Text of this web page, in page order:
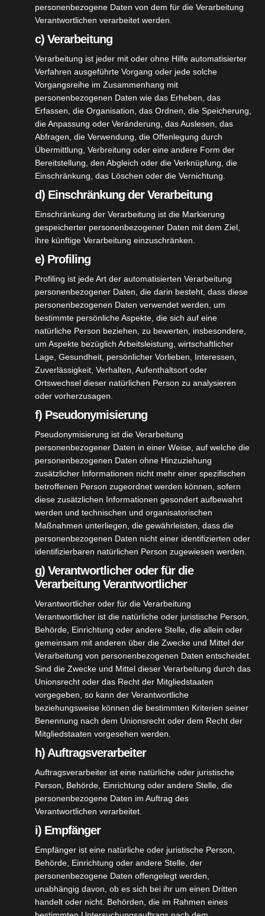
ALLGEMEIN
Jugendfreundlicher Verein
Baden-Baden (red). Drei weitere Baden-Badener
Vereine sind mit dem Prädikat „Jugendfreundlicher
Verein“ ausgezeichnet worden. Vergangene Woche
überreichte Bürgermeister Roland Kaiser (Grüne)
gemeinsam mit der Kommunalen Suchtbeauftragten
Alessa Braun und Wolfgang…
ALLGEMEIN VEREINSLEBEN
Brezelwürfeln 31. Dez.
DEZ. 14, 2022 CHRISTIANE SCHULZ
Brezelwürfeln am 31.12.2022 von 10.00 Uhr bis 15.00
Uhr (Anmeldung per E-Mail oder Liste im
Schützenhaus bis zum 27.12.2022 möglich)
ACHTUNG: am 31.12.22 KEIN Schießbetrieb!!
personenbezogene Daten von dem für die Verarbeitung
Verantwortlichen verarbeitet werden.
c) Verarbeitung
Verarbeitung ist jeder mit oder ohne Hilfe automatisierter
Verfahren ausgeführte Vorgang oder jede solche
Vorgangsreihe im Zusammenhang mit
personenbezogenen Daten wie das Erheben, das
Erfassen, die Organisation, das Ordnen, die Speicherung,
die Anpassung oder Veränderung, das Auslesen, das
Abfragen, die Verwendung, die Offenlegung durch
Übermittlung, Verbreitung oder eine andere Form der
Bereitstellung, den Abgleich oder die Verknüpfung, die
Einschränkung, das Löschen oder die Vernichtung.
d) Einschränkung der Verarbeitung
Einschränkung der Verarbeitung ist die Markierung
gespeicherter personenbezogener Daten mit dem Ziel,
ihre künftige Verarbeitung einzuschränken.
e) Profiling
Profiling ist jede Art der automatisierten Verarbeitung
personenbezogener Daten, die darin besteht, dass diese
personenbezogenen Daten verwendet werden, um
bestimmte persönliche Aspekte, die sich auf eine
natürliche Person beziehen, zu bewerten, insbesondere,
um Aspekte bezüglich Arbeitsleistung, wirtschaftlicher
Lage, Gesundheit, persönlicher Vorlieben, Interessen,
Zuverlässigkeit, Verhalten, Aufenthaltsort oder
Ortswechsel dieser natürlichen Person zu analysieren
oder vorherzusagen.
f) Pseudonymisierung
Pseudonymisierung ist die Verarbeitung
personenbezogener Daten in einer Weise, auf welche die
personenbezogenen Daten ohne Hinzuziehung
zusätzlicher Informationen nicht mehr einer spezifischen
betroffenen Person zugeordnet werden können, sofern
diese zusätzlichen Informationen gesondert aufbewahrt
werden und technischen und organisatorischen
Maßnahmen unterliegen, die gewährleisten, dass die
personenbezogenen Daten nicht einer identifizierten oder
identifizierbaren natürlichen Person zugewiesen werden.
g) Verantwortlicher oder für die
Verarbeitung Verantwortlicher
Verantwortlicher oder für die Verarbeitung
Verantwortlicher ist die natürliche oder juristische Person,
Behörde, Einrichtung oder andere Stelle, die allein oder
gemeinsam mit anderen über die Zwecke und Mittel der
Verarbeitung von personenbezogenen Daten entscheidet.
Sind die Zwecke und Mittel dieser Verarbeitung durch das
Unionsrecht oder das Recht der Mitgliedstaaten
vorgegeben, so kann der Verantwortliche
beziehungsweise können die bestimmten Kriterien seiner
Benennung nach dem Unionsrecht oder dem Recht der
Mitgliedstaaten vorgesehen werden.
h) Auftragsverarbeiter
Auftragsverarbeiter ist eine natürliche oder juristische
Person, Behörde, Einrichtung oder andere Stelle, die
personenbezogene Daten im Auftrag des
Verantwortlichen verarbeitet.
i) Empfänger
Empfänger ist eine natürliche oder juristische Person,
Behörde, Einrichtung oder andere Stelle, der
personenbezogene Daten offengelegt werden,
unabhängig davon, ob es sich bei ihr um einen Dritten
handelt oder nicht. Behörden, die im Rahmen eines